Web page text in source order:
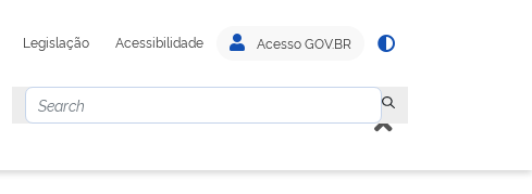
Legislação Acessibilidade Acesso GOV.BR